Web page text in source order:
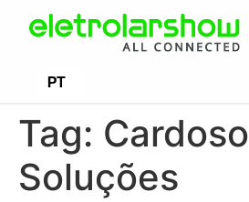
PT
ES
Tag: Cardoso
Soluções